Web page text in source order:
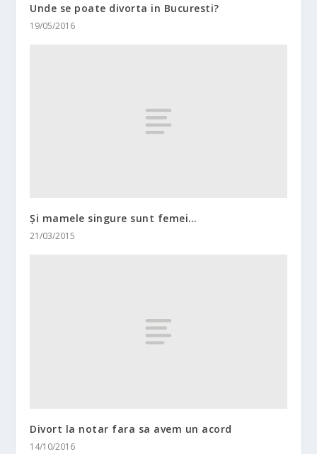
Unde se poate divorta in Bucuresti?
19/05/2016
Și mamele singure sunt femei…
21/03/2015
Divort la notar fara sa avem un acord
14/10/2016